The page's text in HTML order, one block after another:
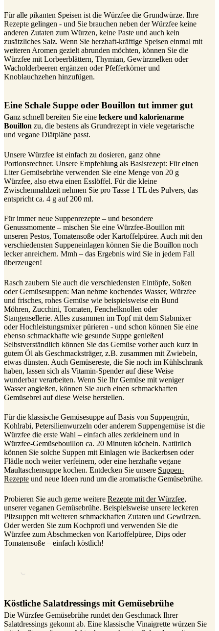
Für alle pikanten Speisen ist die Würzfee die Grundwürze. Ihre
Rezepte gelingen - und Sie brauchen neben der Würzfee keine
anderen Zutaten zum Würzen, keine Paste und auch kein
zusätzliches Salz. Wenn Sie herzhaft-kräftige Speisen einmal mit
weiteren Aromen gezielt abrunden möchten, können Sie die
Würzfee mit Lorbeerblättern, Thymian, Gewürznelken oder
Wacholderbeeren ergänzen oder Pfefferkörner und
Knoblauchzehen hinzufügen.
Eine Schale Suppe oder Bouillon tut immer gut
Ganz schnell bereiten Sie eine leckere und kalorienarme
Bouillon zu, die bestens als Grundrezept in viele vegetarische
und vegane Diätpläne passt.
Unsere Würzfee ist einfach zu dosieren, ganz ohne
Portionsrechner. Unsere Empfehlung als Basisrezept: Für einen
Liter Gemüsebrühe verwenden Sie eine Menge von 20 g
Würzfee, also etwa einen Esslöffel. Für die kleine
Zwischenmahlzeit nehmen Sie pro Tasse 1 TL des Pulvers, das
entspricht ca. 4 g auf 200 ml.
Für immer neue Suppenrezepte – und besondere
Genussmomente – mischen Sie eine Würzfee-Bouillon mit
unseren Pestos, Tomatensoße oder Kartoffelpüree. Auch mit den
verschiedensten Suppeneinlagen können Sie die Bouillon noch
lecker anreichern. Mmh – das Ergebnis wird Sie in jedem Fall
überzeugen!
Rasch zaubern Sie auch die verschiedensten Eintöpfe, Soßen
oder Gemüsesuppen: Man nehme kochendes Wasser, Würzfee
und frisches, rohes Gemüse wie beispielsweise ein Bund
Möhren, Zucchini, Tomaten, Fenchelknollen oder
Stangensellerie. Alles zusammen im Topf mit dem Stabmixer
oder Hochleistungsmixer pürieren - und schon können Sie eine
ebenso schmackhafte wie gesunde Suppe genießen!
Selbstverständlich können Sie das Gemüse vorher auch kurz in
gutem Öl als Geschmacksträger, z.B. zusammen mit Zwiebeln,
etwas dünsten. Auch Gemüsereste, die Sie noch im Kühlschrank
haben, lassen sich als Vitamin-Spender auf diese Weise
wunderbar verarbeiten. Wenn Sie Ihr Gemüse mit weniger
Wasser angießen, können Sie auch einen schmackhaften
Gemüsebrei auf diese Weise herstellen.
Für die klassische Gemüsesuppe auf Basis von Suppengrün,
Kohlrabi, Petersilienwurzeln oder anderem Suppengemüse ist die
Würzfee die erste Wahl – einfach alles zerkleinern und in
Würzfee-Gemüsebouillon ca. 20 Minuten köcheln. Natürlich
können Sie solche Suppen mit Einlagen wie Backerbsen oder
Flädle noch weiter verfeinern, oder eine herzhafte vegane
Maultaschensuppe kochen. Entdecken Sie unsere Suppen-
Rezepte und neue Ideen rund um die aromatische Gemüsebrühe.
Probieren Sie auch gerne weitere Rezepte mit der Würzfee,
unserer veganen Gemüsebrühe. Beispielsweise unsere leckeren
Pilzsuppen mit weiteren schmackhaften Zutaten und Gewürzen.
Oder werden Sie zum Kochprofi und verwenden Sie die
Würzfee zum Abschmecken von Kartoffelpüree, Dips oder
Tomatensoße – einfach köstlich!
Köstliche Salatdressings mit Gemüsebrühe
Die Würzfee Gemüsebrühe rundet den Geschmack Ihrer
Salatdressings gekonnt ab. Eine klassische Vinaigrette würzen Sie